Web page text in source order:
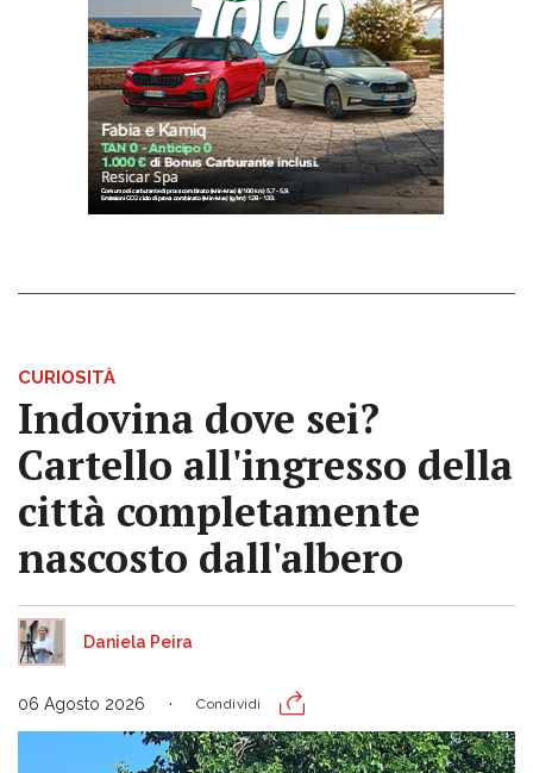
CURIOSITÀ
Indovina dove sei?
Cartello all'ingresso della
città completamente
nascosto dall'albero
Daniela Peira
06 Agosto 2026 Condividi